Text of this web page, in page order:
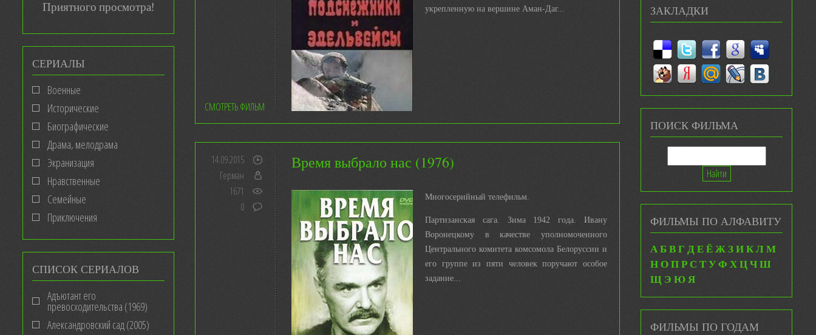
Приятного просмотра!
СЕРИАЛЫ
Военные
Исторические
Биографические
Драма, мелодрама
Экранизация
Нравственные
Семейные
Приключения
СПИСОК СЕРИАЛОВ
Адъютант его
превосходительства (1969)
Александровский сад (2005)
укрепленную на вершине Аман-Даг...
СМОТРЕТЬ ФИЛЬМ
Время выбрало нас (1976)
Многосерийный телефильм.
Партизанская сага. Зима 1942 года. Ивану
Воронецкому в качестве уполномоченного
Центрального комитета комсомола Белоруссии и
его группе из пяти человек поручают особое
задание...
14.09.2015
Герман
1671
0
ЗАКЛАДКИ
ПОИСК ФИЛЬМА
ФИЛЬМЫ ПО АЛФАВИТУ
А Б В Г Д Е Ё Ж З И К Л М
Н О П Р С Т У Ф Х Ц Ч Ш
Щ Э Ю Я
ФИЛЬМЫ ПО ГОДАМ